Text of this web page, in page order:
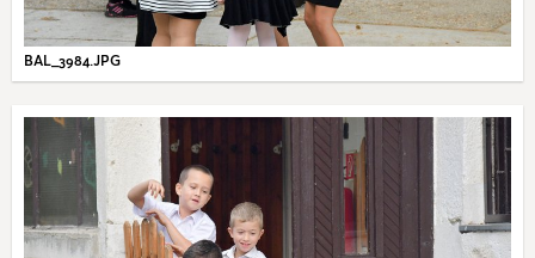
BAL_3984.JPG